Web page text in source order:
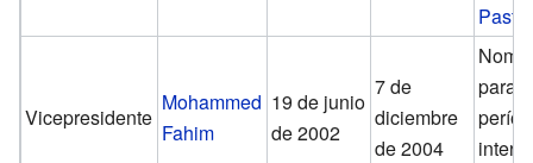
Vicepresidente
Mohammed
Fahim
19 de junio
de 2002
7 de
diciembre
de 2004
para